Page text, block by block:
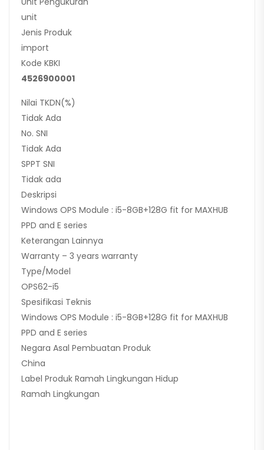
unit
Jenis Produk
import
Kode KBKI
4526900001
Nilai TKDN(%)
Tidak Ada
No. SNI
Tidak Ada
SPPT SNI
Tidak ada
Deskripsi
Windows OPS Module : i5-8GB+128G fit for MAXHUB
PPD and E series
Keterangan Lainnya
Warranty – 3 years warranty
Type/Model
OPS62-i5
Spesifikasi Teknis
Windows OPS Module : i5-8GB+128G fit for MAXHUB
PPD and E series
Negara Asal Pembuatan Produk
China
Label Produk Ramah Lingkungan Hidup
Ramah Lingkungan